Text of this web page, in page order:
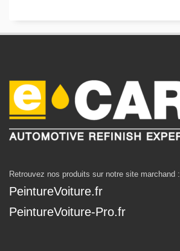
Retrouvez nos produits sur notre site marchand :
PeintureVoiture.fr
PeintureVoiture-Pro.fr